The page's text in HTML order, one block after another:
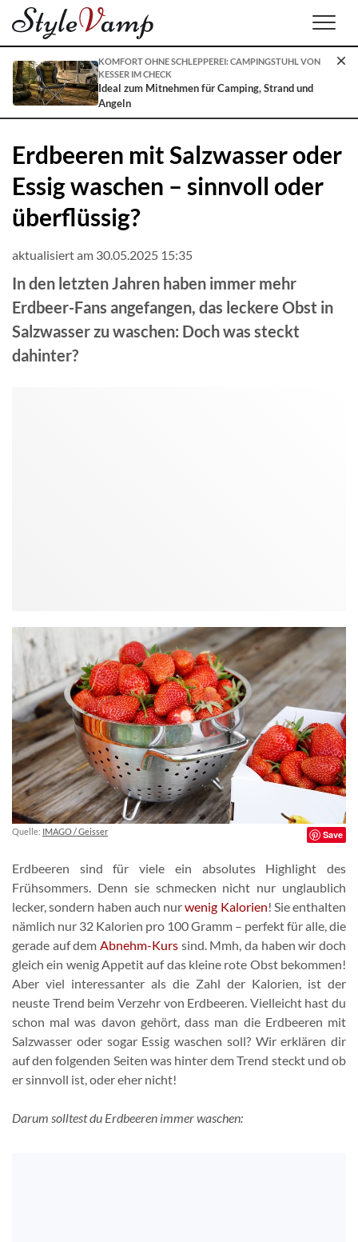
KOMFORT OHNE SCHLEPPEREI: CAMPINGSTUHL VON
KESSER IM CHECK
Ideal zum Mitnehmen für Camping, Strand und
Angeln
Erdbeeren mit Salzwasser oder
Essig waschen – sinnvoll oder
überflüssig?
aktualisiert am 30.05.2025 15:35
In den letzten Jahren haben immer mehr
Erdbeer-Fans angefangen, das leckere Obst in
Salzwasser zu waschen: Doch was steckt
dahinter?
Quelle: IMAGO / Geisser Save
Erdbeeren sind für viele ein absolutes Highlight des
Frühsommers. Denn sie schmecken nicht nur unglaublich
lecker, sondern haben auch nurwenig Kalorien! Sie enthalten
nämlich nur 32 Kalorien pro 100 Gramm – perfekt für alle, die
gerade auf dem Abnehm-Kurs sind. Mmh, da haben wir doch
gleich ein wenig Appetit auf das kleine rote Obst bekommen!
Aber viel interessanter als die Zahl der Kalorien, ist der
neuste Trend beim Verzehr von Erdbeeren. Vielleicht hast du
schon mal was davon gehört, dass man die Erdbeeren mit
Salzwasser oder sogar Essig waschen soll? Wir erklären dir
auf den folgenden Seiten was hinter dem Trend steckt und ob
er sinnvoll ist, oder eher nicht!
Darum solltest du Erdbeeren immer waschen: